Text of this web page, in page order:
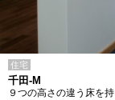
住宅
千田-M
９つの高さの違う床を